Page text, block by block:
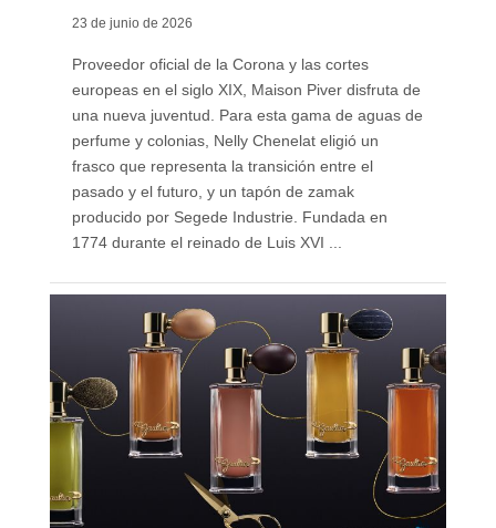
23 de junio de 2026
Proveedor oficial de la Corona y las cortes
europeas en el siglo XIX, Maison Piver disfruta de
una nueva juventud. Para esta gama de aguas de
perfume y colonias, Nelly Chenelat eligió un
frasco que representa la transición entre el
pasado y el futuro, y un tapón de zamak
producido por Segede Industrie. Fundada en
1774 durante el reinado de Luis XVI ...